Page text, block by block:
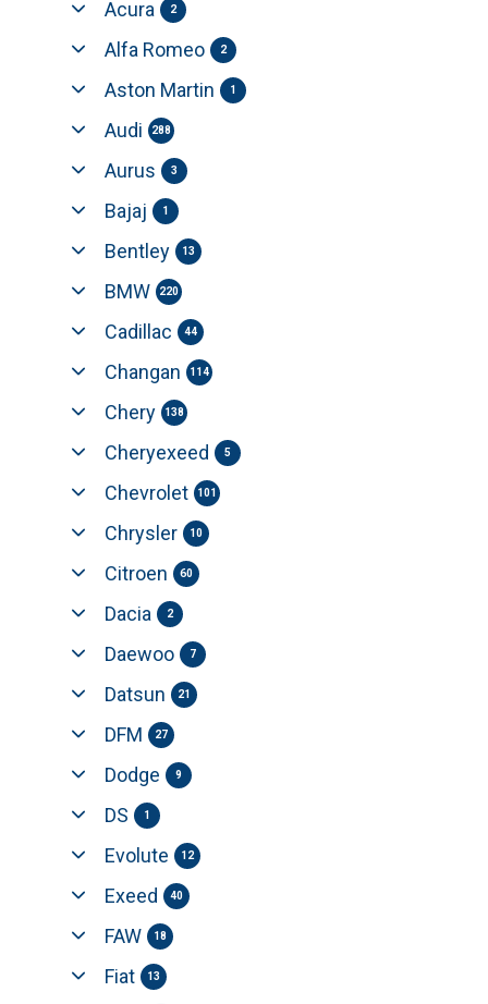
Acura 2
Alfa Romeo 2
Aston Martin 1
Audi 288
Aurus 3
Bajaj 1
Bentley 13
BMW 220
Cadillac 44
Changan 114
Chery 138
Cheryexeed 5
Chevrolet 101
Chrysler 10
Citroen 60
Dacia 2
Daewoo 7
Datsun 21
DFM 27
Dodge 9
DS 1
Evolute 12
Exeed 40
FAW 18
Fiat 13